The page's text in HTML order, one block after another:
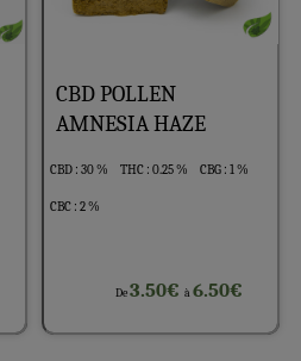
CBD POLLEN
AMNESIA HAZE
CBD : 30 % THC : 0.25 % CBG : 1 %
CBC : 2 %
De3.50€ à6.50€